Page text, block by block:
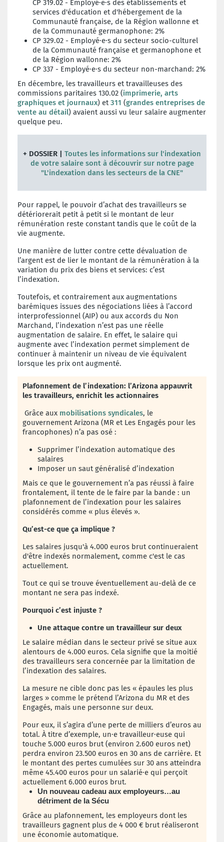
CP 319.02 - Employé·e·s des établissements et
services d'éducation et d'hébergement de la
Communauté française, de la Région wallonne et
de la Communauté germanophone: 2%
CP 329.02 - Employé·e·s du secteur socio-culturel
de la Communauté française et germanophone et
de la Région wallonne: 2%
CP 337 - Employé·e·s du secteur non-marchand: 2%
En décembre, les travailleurs et travailleuses des
commissions paritaires 130.02 (imprimerie, arts
graphiques et journaux) et 311 (grandes entreprises de
vente au détail) avaient aussi vu leur salaire augmenter
quelque peu.
+ DOSSIER | Toutes les informations sur l'indexation
de votre salaire sont à découvrir sur notre page
"L'indexation dans les secteurs de la CNE"
Pour rappel, le pouvoir d’achat des travailleurs se
détériorerait petit à petit si le montant de leur
rémunération reste constant tandis que le coût de la
vie augmente.
Une manière de lutter contre cette dévaluation de
l’argent est de lier le montant de la rémunération à la
variation du prix des biens et services: c’est
l’indexation.
Toutefois, et contrairement aux augmentations
barémiques issues des négociations liées à l’accord
interprofessionnel (AIP) ou aux accords du Non
Marchand, l’indexation n’est pas une réelle
augmentation de salaire. En effet, le salaire qui
augmente avec l’indexation permet simplement de
continuer à maintenir un niveau de vie équivalent
lorsque les prix ont augmenté.
Plafonnement de l’indexation: l’Arizona appauvrit
les travailleurs, enrichit les actionnaires
Grâce aux mobilisations syndicales, le
gouvernement Arizona (MR et Les Engagés pour les
francophones) n’a pas osé :
Supprimer l’indexation automatique des
salaires
Imposer un saut généralisé d’indexation
Mais ce que le gouvernement n’a pas réussi à faire
frontalement, il tente de le faire par la bande : un
plafonnement de l’indexation pour les salaires
considérés comme « plus élevés ».
Qu’est-ce que ça implique ?
Les salaires jusqu'à 4.000 euros brut continueraient
d'être indexés normalement, comme c'est le cas
actuellement.
Tout ce qui se trouve éventuellement au-delà de ce
montant ne sera pas indexé.
Pourquoi c’est injuste ?
Une attaque contre un travailleur sur deux
Le salaire médian dans le secteur privé se situe aux
alentours de 4.000 euros. Cela signifie que la moitié
des travailleurs sera concernée par la limitation de
l’indexation des salaires.
La mesure ne cible donc pas les « épaules les plus
larges » comme le prétend l’Arizona du MR et des
Engagés, mais une personne sur deux.
Pour eux, il s’agira d’une perte de milliers d’euros au
total. À titre d’exemple, un·e travailleur·euse qui
touche 5.000 euros brut (environ 2.600 euros net)
perdra environ 23.500 euros en 30 ans de carrière. Et
le montant des pertes cumulées sur 30 ans atteindra
même 45.400 euros pour un salarié·e qui perçoit
actuellement 6.000 euros brut.
Un nouveau cadeau aux employeurs…au
détriment de la Sécu
Grâce au plafonnement, les employeurs dont les
travailleurs gagnent plus de 4 000 € brut réaliseront
une économie automatique.